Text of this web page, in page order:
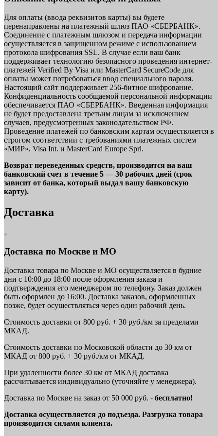
Для оплаты (ввода реквизитов карты) вы будете
перенаправлены на платежный шлюз ПАО «СБЕРБАНК».
Соединение с платежным шлюзом и передача информации
осуществляется в защищенном режиме с использованием
протокола шифрования SSL. В случае если ваш банк
поддерживает технологию безопасного проведения интернет-
платежей Verified By Visa или MasterCard SecureCode для
оплаты может потребоваться ввод специального пароля.
Настоящий сайт поддерживает 256-битное шифрование.
Конфиденциальность сообщаемой персональной информации
обеспечивается ПАО «СБЕРБАНК». Введенная информация
не будет предоставлена третьим лицам за исключением
случаев, предусмотренных законодательством РФ.
Проведение платежей по банковским картам осуществляется в
строгом соответствии с требованиями платежных систем
«МИР», Visa Int. и MasterCard Europe Sprl.
Возврат переведенных средств, производится на ваш
банковский счет в течение 5 — 30 рабочих дней (срок
зависит от банка, который выдал вашу банковскую
карту).
Доставка
Доставка по Москве и МО
Доставка товара по Москве и МО осуществляется в будние
дни с 10:00 до 18:00 после оформления заказа и
подтверждения его менеджером по телефону. Заказ должен
быть оформлен до 16:00. Доставка заказов, оформленных
позже, будет осуществляться через один рабочий день.
Стоимость доставки от 800 руб. + 30 руб./км за пределами
МКАД.
Стоимость доставки по Московской области до 30 км от
МКАД от 800 руб. + 30 руб./км от МКАД.
При удаленности более 30 км от МКАД доставка
рассчитывается индивидуально (уточняйте у менеджера).
Доставка по Москве на заказ от 50 000 руб. - бесплатно!
Доставка осуществляется до подъезда. Разгрузка товара
производится силами клиента.